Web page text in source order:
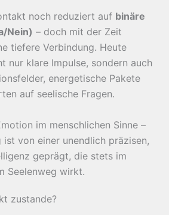
noch reduziert auf binäre
Nein) – doch mit der Zeit
tiefere Verbindung. Heute
nur klare Impulse, sondern auch
energetische Pakete
auf seelische Fragen.
im menschlichen Sinne –
ist von einer unendlich präzisen,
geprägt, die stets im
Seelenweg wirkt.
zustande?